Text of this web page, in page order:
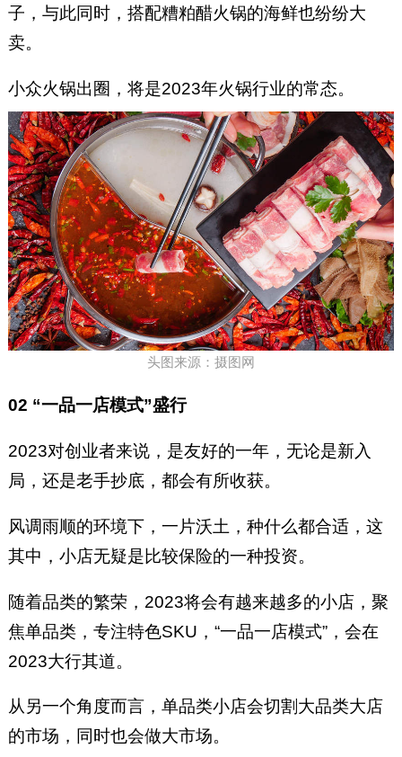
子，与此同时，搭配糟粕醋火锅的海鲜也纷纷大
卖。
小众火锅出圈，将是2023年火锅行业的常态。
头图来源：摄图网
02 “一品一店模式”盛行
2023对创业者来说，是友好的一年，无论是新入
局，还是老手抄底，都会有所收获。
风调雨顺的环境下，一片沃土，种什么都合适，这
其中，小店无疑是比较保险的一种投资。
随着品类的繁荣，2023将会有越来越多的小店，聚
焦单品类，专注特色SKU，“一品一店模式”，会在
2023大行其道。
从另一个角度而言，单品类小店会切割大品类大店
的市场，同时也会做大市场。